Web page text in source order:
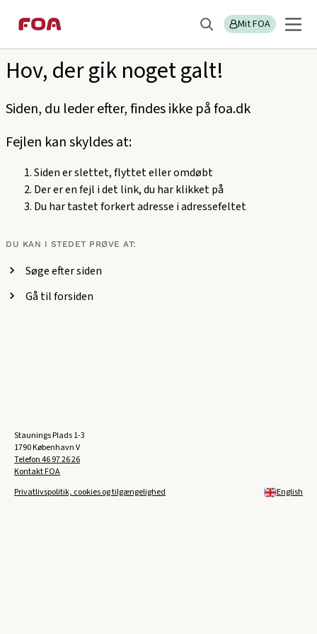
til
hovedindhold
til
hovedmenu
Søg Mit FOA
menu
404
Hov, der gik noget galt!
Siden, du leder efter, findes ikke på foa.dk
Fejlen kan skyldes at:
Siden er slettet, flyttet eller omdøbt
Der er en fejl i det link, du har klikket på
Du har tastet forkert adresse i adressefeltet
DU KAN I STEDET PRØVE AT:
Søge efter siden
Gå til forsiden
Staunings Plads 1-3
1790 København V
Telefon46 97 26 26
Kontakt FOA
Privatlivspolitik, cookies og tilgængelighed
English